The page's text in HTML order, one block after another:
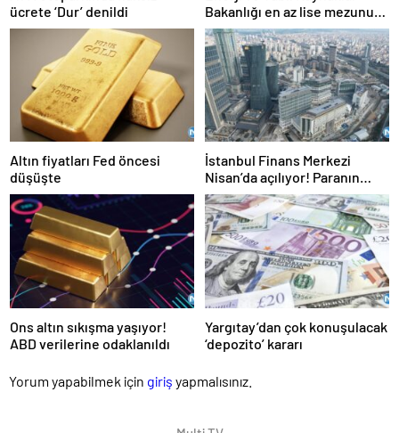
ücrete ‘Dur’ denildi
Bakanlığı en az lise mezunu
personel alımı yapıyor!
Başvuru şartları neler?
Altın fiyatları Fed öncesi
düşüşte
İstanbul Finans Merkezi
Nisan’da açılıyor! Paranın
nabız burada atacak
Ons altın sıkışma yaşıyor!
ABD verilerine odaklanıldı
Yargıtay’dan çok konuşulacak
‘depozito’ kararı
Yorum yapabilmek için giriş yapmalısınız.